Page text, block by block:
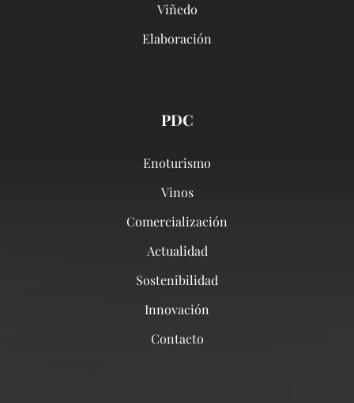
Viñedo
Elaboración
PDC
Enoturismo
Vinos
Comercialización
Actualidad
Sostenibilidad
Innovación
Contacto